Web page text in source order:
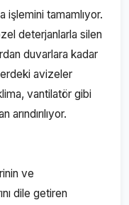
işlemini tamamlıyor.
deterjanlarla silen
duvarlara kadar
avizeler
vantilatör gibi
ve
dile getiren